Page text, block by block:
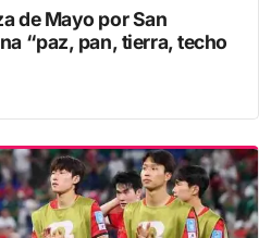
de Mayo por San
“paz, pan, tierra, techo